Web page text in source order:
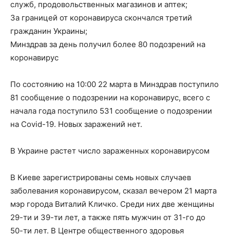
служб, продовольственных магазинов и аптек;
За границей от коронавируса скончался третий
гражданин Украины;
Минздрав за день получил более 80 подозрений на
коронавирус
По состоянию на 10:00 22 марта в Минздрав поступило
81 сообщение о подозрении на коронавирус, всего с
начала года поступило 531 сообщение о подозрении
на Covid-19. Новых заражений нет.
В Украине растет число зараженных коронавирусом
В Киеве зарегистрированы семь новых случаев
заболевания коронавирусом, сказал вечером 21 марта
мэр города Виталий Кличко. Среди них две женщины
29-ти и 39-ти лет, а также пять мужчин от 31-го до
50-ти лет. В Центре общественного здоровья